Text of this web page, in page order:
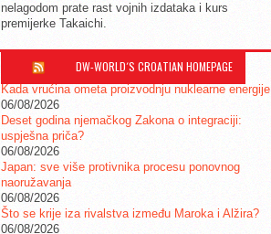
nelagodom prate rast vojnih izdataka i kurs
premijerke Takaichi.
DW-WORLD´S CROATIAN HOMEPAGE
Kada vrućina ometa proizvodnju nuklearne energije
06/08/2026
Deset godina njemačkog Zakona o integraciji:
uspješna priča?
06/08/2026
Japan: sve više protivnika procesu ponovnog
naoružavanja
06/08/2026
Što se krije iza rivalstva između Maroka i Alžira?
06/08/2026